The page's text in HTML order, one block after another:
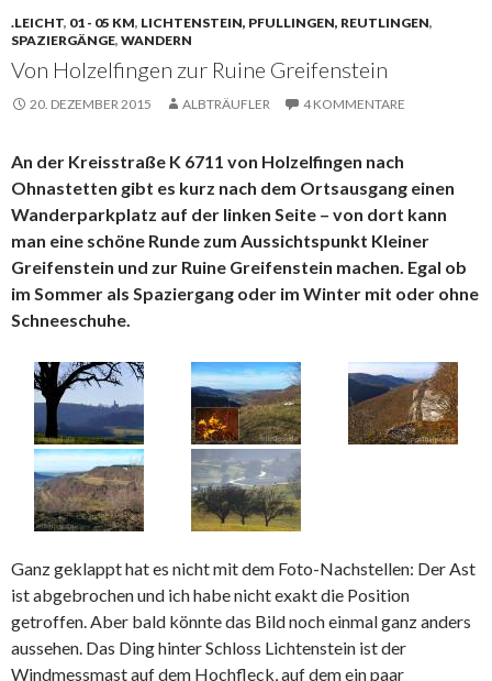
.LEICHT, 01 - 05 KM, LICHTENSTEIN, PFULLINGEN, REUTLINGEN,
SPAZIERGÄNGE, WANDERN
Von Holzelfingen zur Ruine Greifenstein
20. DEZEMBER 2015 ALBTRÄUFLER 4 KOMMENTARE
An der Kreisstraße K 6711 von Holzelfingen nach
Ohnastetten gibt es kurz nach dem Ortsausgang einen
Wanderparkplatz auf der linken Seite – von dort kann
man eine schöne Runde zum Aussichtspunkt Kleiner
Greifenstein und zur Ruine Greifenstein machen. Egal ob
im Sommer als Spaziergang oder im Winter mit oder ohne
Schneeschuhe.
Ganz geklappt hat es nicht mit dem Foto-Nachstellen: Der Ast
ist abgebrochen und ich habe nicht exakt die Position
getroffen. Aber bald könnte das Bild noch einmal ganz anders
aussehen. Das Ding hinter Schloss Lichtenstein ist der
Windmessmast auf dem Hochfleck, auf dem ein paar